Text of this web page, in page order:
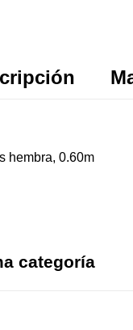
hembra, 0.60m
categoría